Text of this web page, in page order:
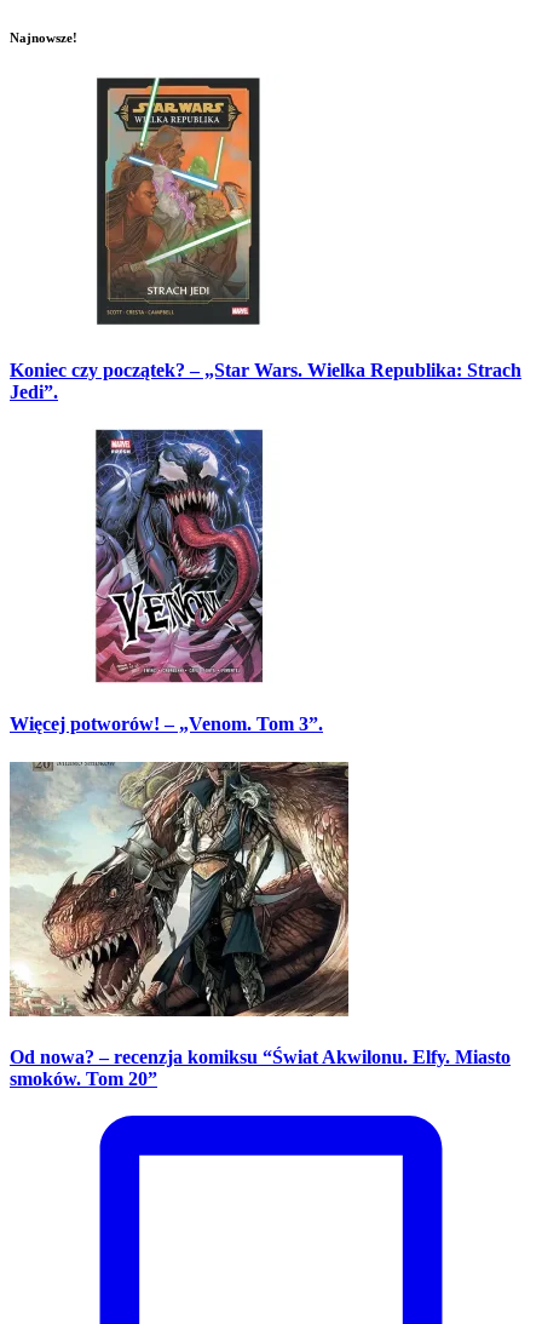
Najnowsze!
Koniec czy początek? – „Star Wars. Wielka Republika: Strach
Jedi”.
Więcej potworów! – „Venom. Tom 3”.
Od nowa? – recenzja komiksu “Świat Akwilonu. Elfy. Miasto
smoków. Tom 20”